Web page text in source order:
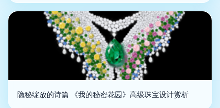
隐秘绽放的诗篇 《我的秘密花园》高级珠宝设计赏析